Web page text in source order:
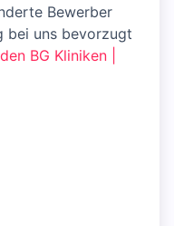
Bewerber
bei uns bevorzugt
BG Kliniken |